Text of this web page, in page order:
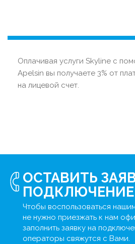
Оплачивая услуги Skyline с
Apelsin вы получаете 3% от
на лицевой счет.
ОСТАВИТЬ
ПОДКЛЮЧЕНИЕ
Чтобы воспользоваться
не нужно приезжать к нам
заполнить заявку на
операторы свяжутся с Вами.